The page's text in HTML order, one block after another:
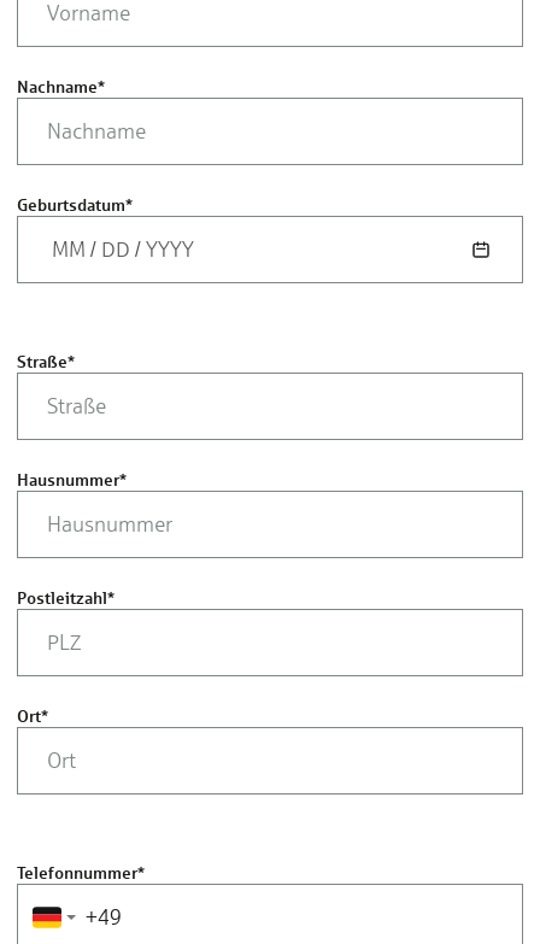
Nachname*
Geburtsdatum*
MM / DD /YYYY
Straße*
Hausnummer*
Postleitzahl*
Ort*
Telefonnummer*